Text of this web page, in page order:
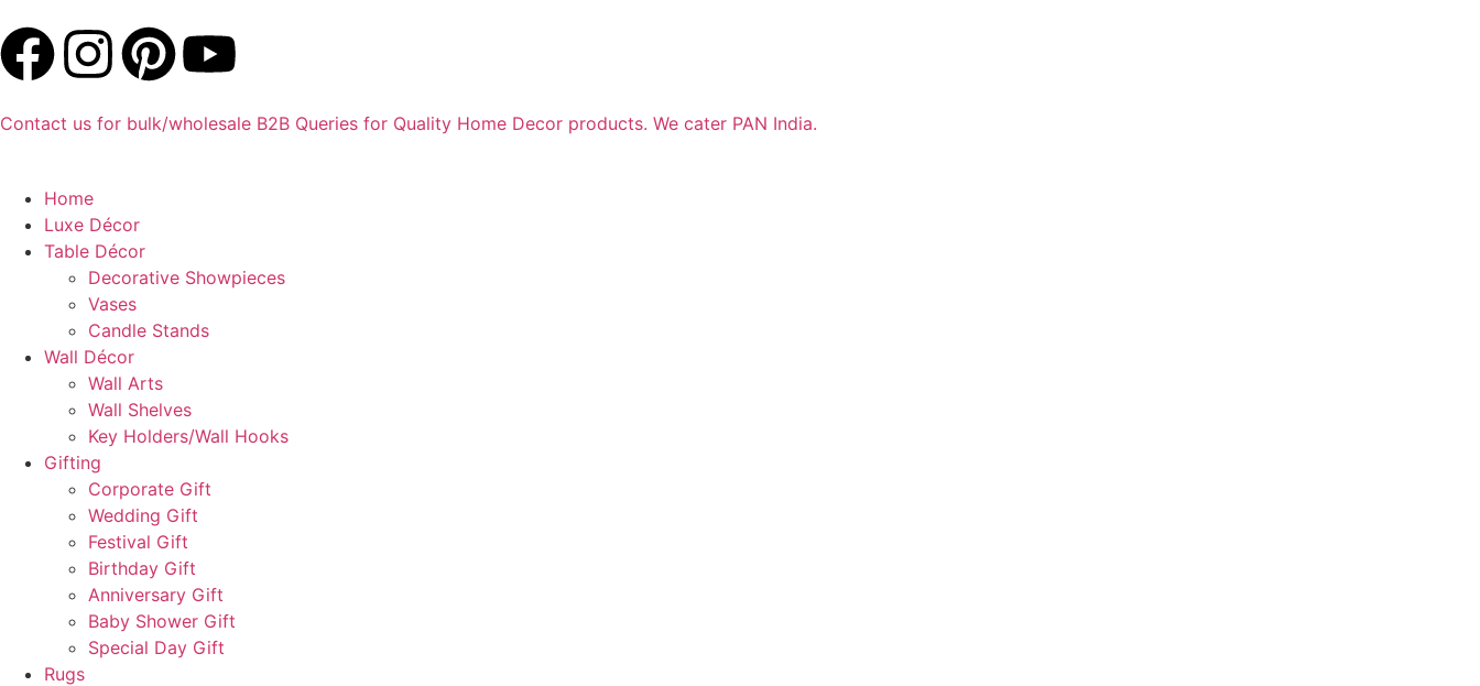
Contact us for bulk/wholesale B2B Queries for Quality Home Decor products. We cater PAN India.
Home
Luxe Décor
Table Décor
Decorative Showpieces
Vases
Candle Stands
Wall Décor
Wall Arts
Wall Shelves
Key Holders/Wall Hooks
Gifting
Corporate Gift
Wedding Gift
Festival Gift
Birthday Gift
Anniversary Gift
Baby Shower Gift
Special Day Gift
Rugs